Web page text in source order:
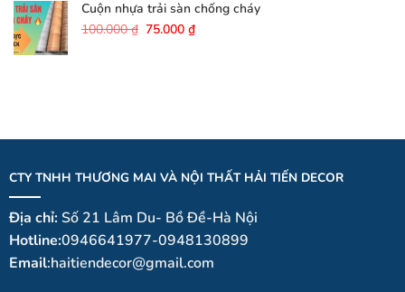
55.000 ₫.là:
40.000 ₫.
Cuộn nhựa trải sàn chống cháy
100.000₫ Giá
75.000₫Giá
CTY TNHH THƯƠNG MAI VÀ NỘI THẤT HẢI TIẾN DECOR
Địa chỉ:Số 21 Lâm Du- Bồ Đề-Hà Nội
Hotline:0946641977-0948130899
Email:haitiendecor@gmail.com